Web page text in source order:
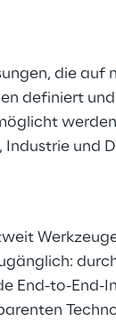
die auf
definiert
und
End-to-End-